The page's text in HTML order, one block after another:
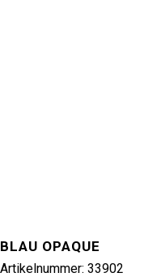
BLAU OPAQUE
Artikelnummer: 33902